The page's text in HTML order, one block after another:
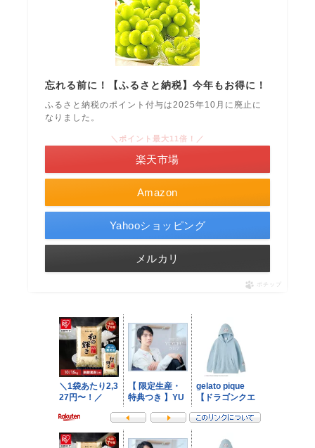
忘れる前に！【ふるさと納税】今年もお得に！
ふるさと納税のポイント付与は2025年10月に廃止に
なりました。
Amazon
＼ポイント最大11倍！／
楽天市場
Yahooショッピング
メルカリ
ポチップ